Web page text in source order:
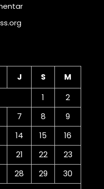
J S
M
1
2
7 8
9
14 15
16
21 22
23
28 29
30